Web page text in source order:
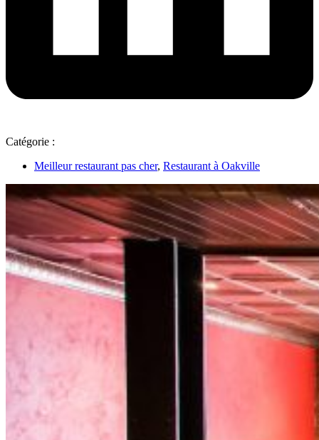
Catégorie :
Meilleur restaurant pas cher, Restaurant à Oakville